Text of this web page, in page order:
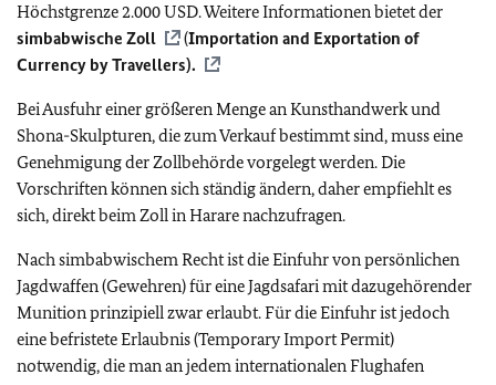
Höchstgrenze 2.000 USD. Weitere Informationen bietet der
simbabwische Zoll
(Importation and Exportation of
Currency by Travellers).
Bei Ausfuhr einer größeren Menge an Kunsthandwerk und
Shona-Skulpturen, die zum Verkauf bestimmt sind, muss eine
Genehmigung der Zollbehörde vorgelegt werden. Die
Vorschriften können sich ständig ändern, daher empfiehlt es
sich, direkt beim Zoll in Harare nachzufragen.
Nach simbabwischem Recht ist die Einfuhr von persönlichen
Jagdwaffen (Gewehren) für eine Jagdsafari mit dazugehörender
Munition prinzipiell zwar erlaubt. Für die Einfuhr ist jedoch
eine befristete Erlaubnis (Temporary Import Permit)
notwendig, die man an jedem internationalen Flughafen